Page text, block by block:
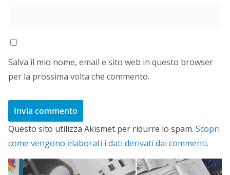
Salva il mio nome, email e sito web in questo browser
per la prossima volta che commento.
Questo sito utilizza Akismet per ridurre lo spam. Scopri
come vengono elaborati i dati derivati dai commenti.